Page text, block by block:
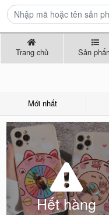
Trang chủ Sản
Mới nhất
Hết hàng